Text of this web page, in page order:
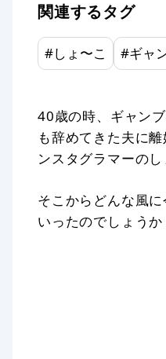
関連するタグ
#しょ〜こ #ギャ
40歳の時、ギャン
も辞めてきた夫に
ンスタグラマーのし
そこからどんな風
いったのでしょうか